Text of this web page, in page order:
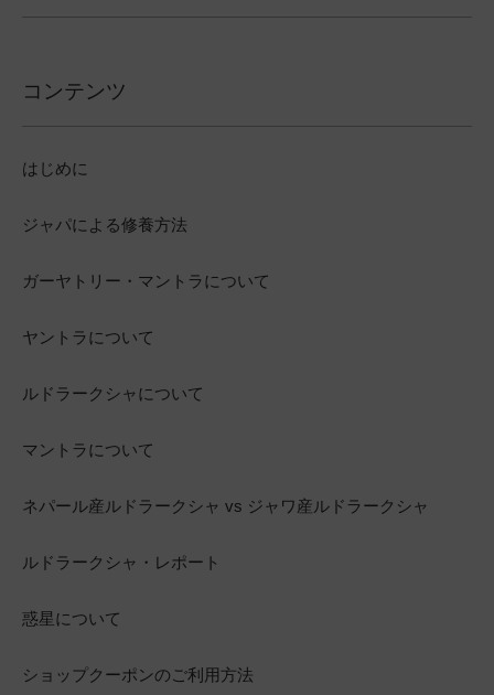
コンテンツ
はじめに
ジャパによる修養方法
ガーヤトリー・マントラについて
ヤントラについて
ルドラークシャについて
マントラについて
ネパール産ルドラークシャ vs ジャワ産ルドラークシャ
ルドラークシャ・レポート
惑星について
ショップクーポンのご利用方法